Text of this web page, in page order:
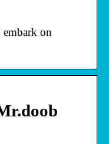
on